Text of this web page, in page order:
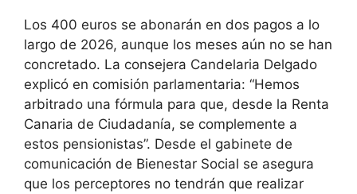
Los 400 euros se abonarán en dos pagos a lo
largo de 2026, aunque los meses aún no se han
concretado. La consejera Candelaria Delgado
explicó en comisión parlamentaria: “Hemos
arbitrado una fórmula para que, desde la Renta
Canaria de Ciudadanía, se complemente a
estos pensionistas”. Desde el gabinete de
comunicación de Bienestar Social se asegura
que los perceptores no tendrán que realizar